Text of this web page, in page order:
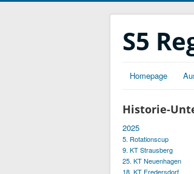
S5
Homepage
Historie-
2025
5. Rotationscup
9. KT Strausberg
25. KT Neuenhagen
18. KT Fredersdorf